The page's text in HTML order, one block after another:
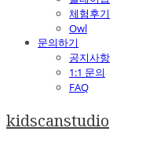
체험후기
Owl
문의하기
공지사항
1:1 문의
FAQ
kidscanstudio